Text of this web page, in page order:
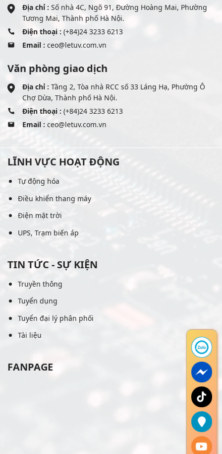
Địa chỉ : Số nhà 4C, Ngõ 91, Đường Hoàng Mai, Phường
Tương Mai, Thành phố Hà Nội.
Điện thoại : (+84)24 3233 6213
Email : ceo@letuv.com.vn
Văn phòng giao dịch
Địa chỉ : Tầng 2, Tòa nhà RCC số 33 Láng Hạ, Phường Ô
Chợ Dừa, Thành phố Hà Nội.
Điện thoại : (+84)24 3233 6213
Email : ceo@letuv.com.vn
LĨNH VỰC HOẠT ĐỘNG
Tự động hóa
Điều khiển thang máy
Điện mặt trời
UPS, Trạm biến áp
TIN TỨC - SỰ KIỆN
Truyền thông
Tuyển dụng
Tuyển đại lý phân phối
Tài liệu
FANPAGE